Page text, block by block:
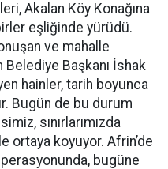
Akalan Köy Konağına
eşliğinde yürüdü.
ve mahalle
Başkanı İshak
hainler, tarih boyunca
Bugün de bu durum
sınırlarımızda
ortaya koyuyor. Afrin’de
bugüne